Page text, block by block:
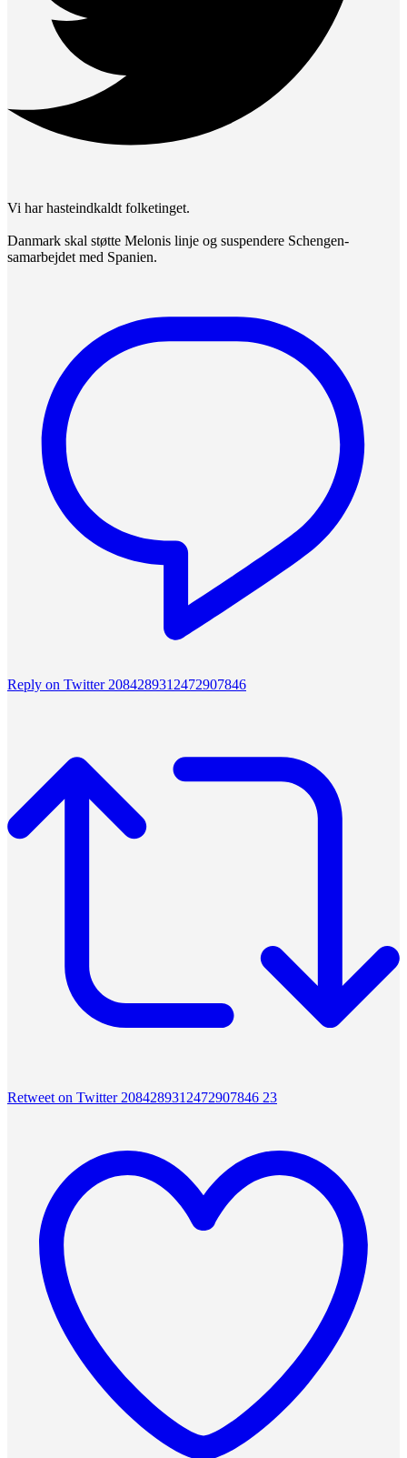
Vi har hasteindkaldt folketinget.
Danmark skal støtte Melonis linje og suspendere Schengen-
samarbejdet med Spanien.
Reply on Twitter 2084289312472907846
Retweet on Twitter 2084289312472907846 23